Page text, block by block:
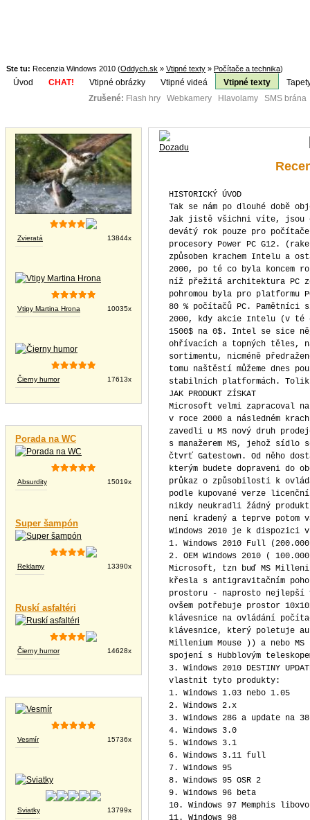
Ste tu: Recenzia Windows 2010 (Oddych.sk » Vtipné texty » Počítače a technika)
Úvod CHAT! Vtipné obrázky Vtipné videá Vtipné texty
Zrušené: Flash hry Webkamery Hlavolamy SMS
Zvieratá 13844x
Vtipy Martina Hrona 10035x
Čierny humor 17613x
Porada na WC
Absurdity 15019x
Super šampón
Reklamy 13390x
Ruskí asfaltéri
Čierny humor 14628x
Vesmír 15736x
Sviatky 13799x
HISTORICKÝ ÚVOD
Tak se nám po dlouhé době
Jak jistě všichni víte, jsou
devátý rok pouze pro počítače
procesory Power PC G12.
způsoben krachem Intelu a
2000, po té co byla koncem
níž přežitá architektura PC
pohromou byla pro platformu
80 % počítačů PC. Pamětníci
2000, kdy akcie Intelu (v té
1500$ na 0$. Intel se sice
ohřívacích a topných těles,
sortimentu, nicméně
tomu naštěstí můžeme dnes
stabilních platformách.
JAK PRODUKT ZÍSKAT
Microsoft velmi zapracoval
v roce 2000 a následném
zavedli u MS nový druh
s manažerem MS, jehož
čtvrť Gatestown. Od něho
kterým budete dopraveni do
průkaz o způsobilosti k
podle kupované verze
nikdy neukradli žádný
není kradený a teprve potom
Windows 2010 je k dispozici
1. Windows 2010 Full
2. OEM Windows 2010 (
Microsoft, tzn buď MS
křesla s antigravitačním
prostoru - naprosto nejlepší
ovšem potřebuje prostor
klávesnice na ovládání
klávesnice, který poletuje
Millenium Mouse )) a nebo
spojení s Hubblovým
3. Windows 2010 DESTINY
vlastnit tyto produkty:
1. Windows 1.03 nebo 1.05
2. Windows 2.x
3. Windows 286 a update na
4. Windows 3.0
5. Windows 3.1
6. Windows 3.11 full
7. Windows 95
8. Windows 95 OSR 2
9. Windows 96 beta
10. Windows 97 Memphis
11. Windows 98